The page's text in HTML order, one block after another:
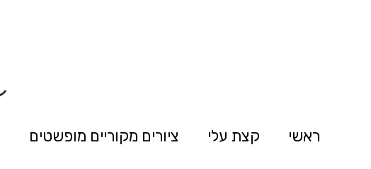
ראשי קצת עלי ציורים מקוריים מופשטים